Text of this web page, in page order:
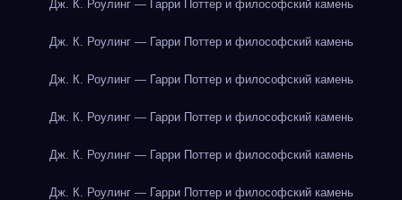
Дж. К. Роулинг — Гарри Поттер и философский камень
Дж. К. Роулинг — Гарри Поттер и философский камень
Дж. К. Роулинг — Гарри Поттер и философский камень
Дж. К. Роулинг — Гарри Поттер и философский камень
Дж. К. Роулинг — Гарри Поттер и философский камень
Дж. К. Роулинг — Гарри Поттер и философский камень